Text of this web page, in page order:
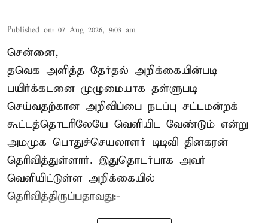
Published on: 07 Aug 2026, 9:03 am
சென்னை,
தவெக அளித்த தேர்தல் அறிக்கையின்படி
பயிர்க்கடனை முழுமையாக தள்ளுபடி
செய்வதற்கான அறிவிப்பை நடப்பு சட்டமன்றக்
கூட்டத்தொடரிலேயே வெளியிட வேண்டும் என்று
அமமுக பொதுச்செயலாளர் டிடிவி தினகரன்
தெரிவித்துள்ளார். இதுதொடர்பாக அவர்
வெளியிட்டுள்ள அறிக்கையில்
தெரிவித்திருப்பதாவது:-